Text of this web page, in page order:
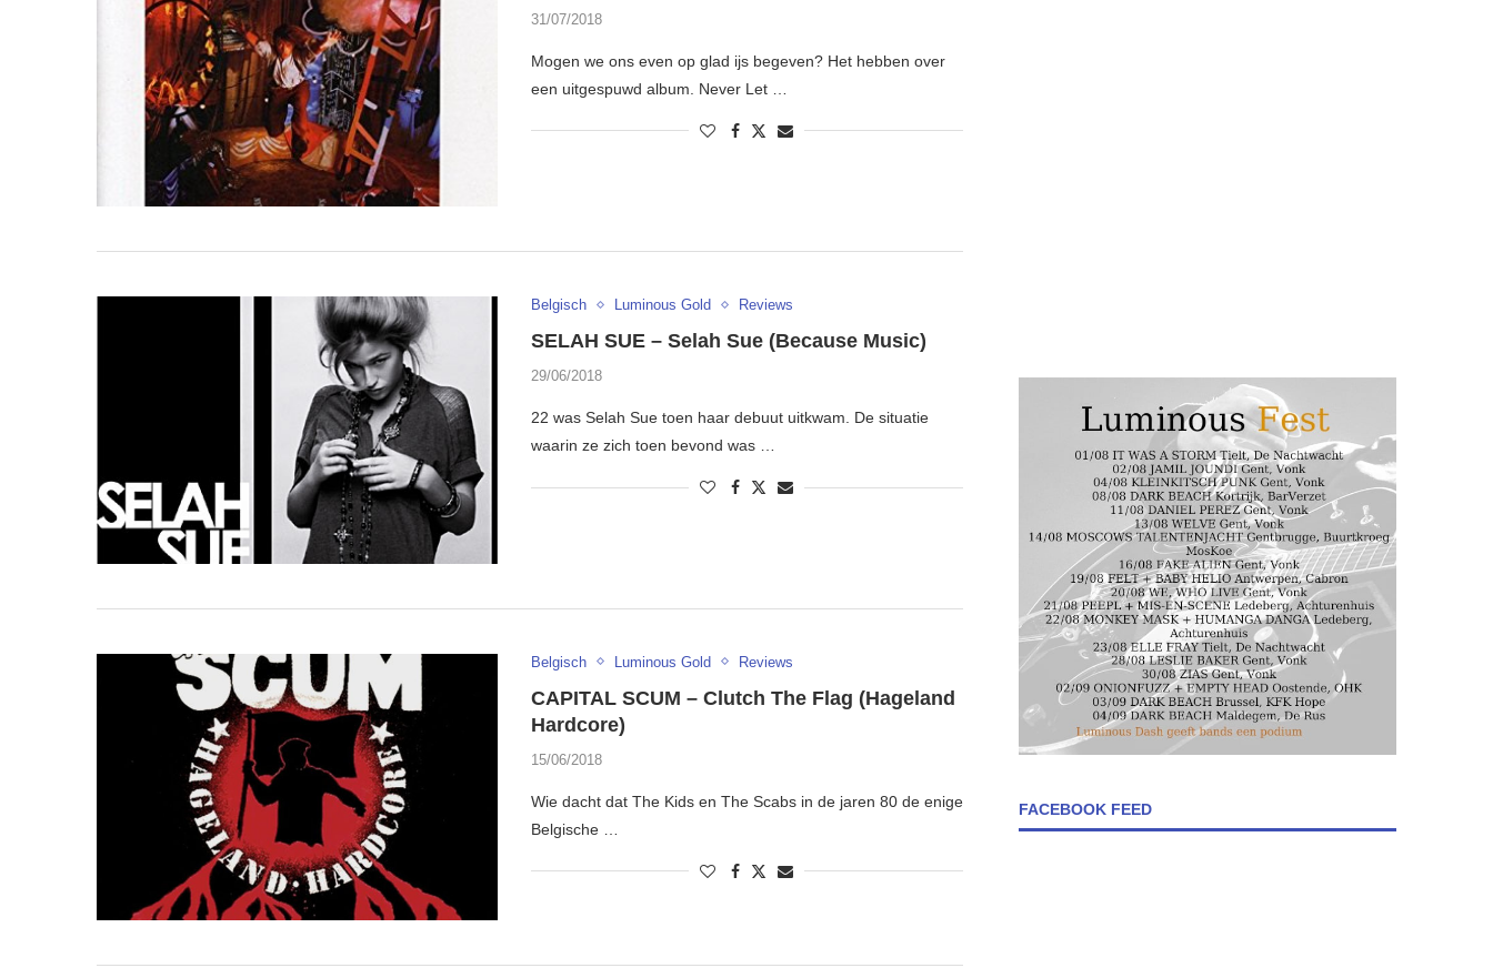
31/07/2018
Mogen we ons even op glad ijs begeven? Het hebben over
een uitgespuwd album. Never Let …
Belgisch Luminous Gold Reviews
SELAH SUE – Selah Sue (Because Music)
29/06/2018
22 was Selah Sue toen haar debuut uitkwam. De situatie
waarin ze zich toen bevond was …
Belgisch Luminous Gold Reviews
CAPITAL SCUM – Clutch The Flag (Hageland
Hardcore)
15/06/2018
Wie dacht dat The Kids en The Scabs in de jaren 80 de enige
Belgische …
FACEBOOK FEED